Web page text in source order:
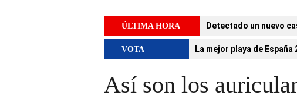
ÚLTIMA HORA Detectado un nuevo
VOTA La mejor playa de
Así son los